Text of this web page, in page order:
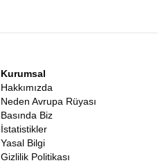
Kurumsal
Hakkımızda
Neden Avrupa Rüyası
Basında Biz
İstatistikler
Yasal Bilgi
Gizlilik Politikası